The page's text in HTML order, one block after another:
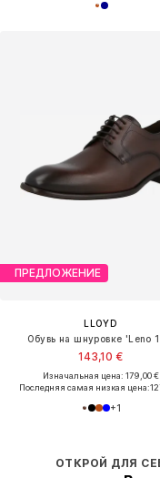
ПРЕДЛОЖЕНИЕ
LLOYD
Обувь на шнуровке 'Leno
143,10 €
Изначальная цена: 179,00 €
Последняя самая низкая цена:
+1
ОТКРОЙ ДЛЯ